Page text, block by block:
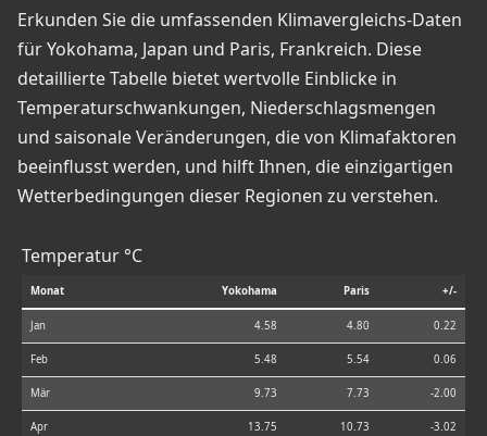
Erkunden Sie die umfassenden Klimavergleichs-Daten
für Yokohama, Japan und Paris, Frankreich. Diese
detaillierte Tabelle bietet wertvolle Einblicke in
Temperaturschwankungen, Niederschlagsmengen
und saisonale Veränderungen, die von Klimafaktoren
beeinflusst werden, und hilft Ihnen, die einzigartigen
Wetterbedingungen dieser Regionen zu verstehen.
Temperatur °C
Monat Yokohama Paris +/-
Jan 4.58 4.80 0.22
Feb 5.48 5.54 0.06
Mär 9.73 7.73 -2.00
Apr 13.75 10.73 -3.02